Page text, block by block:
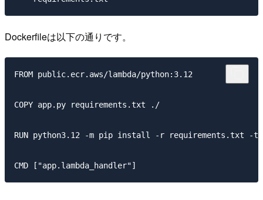
Dockerfileは以下の通りです。
FROM public.ecr.aws/lambda/python:3.12
COPY app.py requirements.txt ./
RUN python3.12 -m pip install -r requirements.txt -